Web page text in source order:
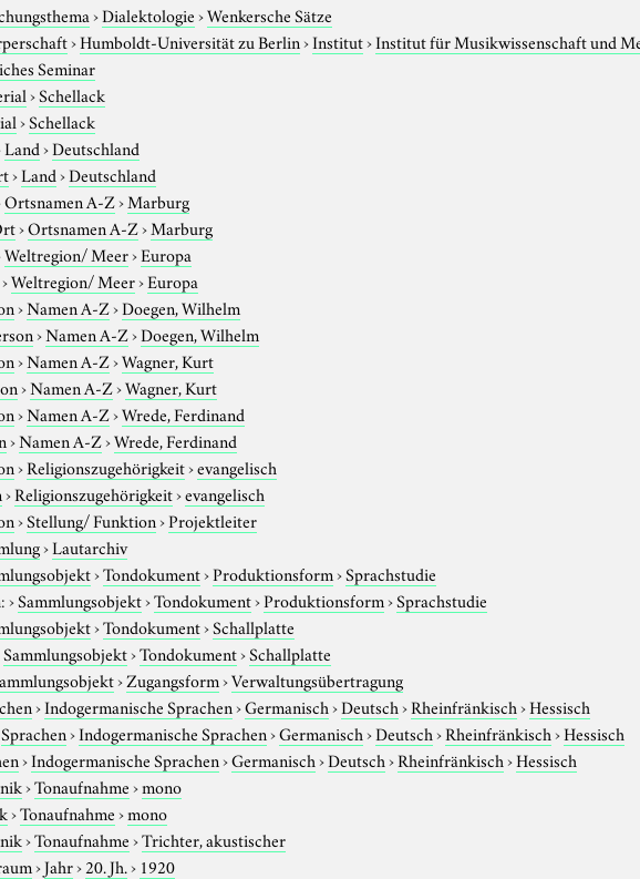
›Dialektologie›Wenkersche Sätze
›Humboldt-Universität zu Berlin›Institut›Institut für Musikwissenschaft und
Seminar
›Schellack
›Schellack
Land›Deutschland
›Land›Deutschland
Ortsnamen A-Z›Marburg
›Ortsnamen A-Z›Marburg
Weltregion/ Meer›Europa
›Weltregion/ Meer›Europa
›Namen A-Z›Doegen, Wilhelm
›Namen A-Z›Doegen, Wilhelm
›Namen A-Z›Wagner, Kurt
›Namen A-Z›Wagner, Kurt
›Namen A-Z›Wrede, Ferdinand
›Namen A-Z›Wrede, Ferdinand
›Religionszugehörigkeit›evangelisch
›Religionszugehörigkeit›evangelisch
›Stellung/ Funktion›Projektleiter
›Lautarchiv
›Tondokument›Produktionsform›Sprachstudie
›Sammlungsobjekt›Tondokument›Produktionsform›Sprachstudie
›Tondokument›Schallplatte
Sammlungsobjekt›Tondokument›Schallplatte
›Zugangsform›Verwaltungsübertragung
›Indogermanische Sprachen›Germanisch›Deutsch›Rheinfränkisch›Hessisch
Sprachen›Indogermanische Sprachen›Germanisch›Deutsch›Rheinfränkisch›Hessisch
›Indogermanische Sprachen›Germanisch›Deutsch›Rheinfränkisch›Hessisch
›Tonaufnahme›mono
›Tonaufnahme›mono
›Tonaufnahme›Trichter, akustischer
›Jahr›20. Jh.› 1920